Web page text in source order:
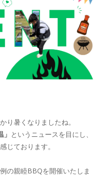
り暑くなりましたね。
というニュースを目にし、
じております。
の親睦BBQを開催いたしま